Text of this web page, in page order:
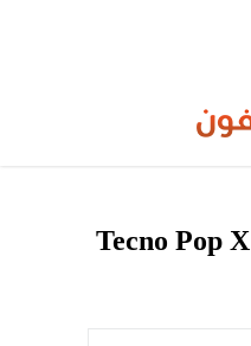
سعر ومواصفات Tecno Pop X